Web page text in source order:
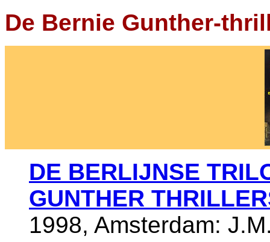
De Bernie Gunther-
DE BERLIJNSE
GUNTHER
1998, Amsterdam: